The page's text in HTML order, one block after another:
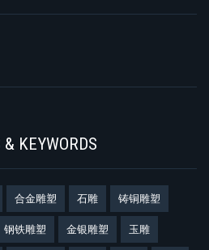
KEYWORDS
合金雕塑 石雕 铸铜雕塑
钢铁雕塑 金银雕塑 玉雕